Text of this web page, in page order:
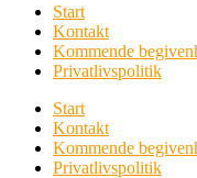
Start
Kontakt
Kommende
Privatlivspolitik
Start
Kontakt
Kommende
Privatlivspolitik